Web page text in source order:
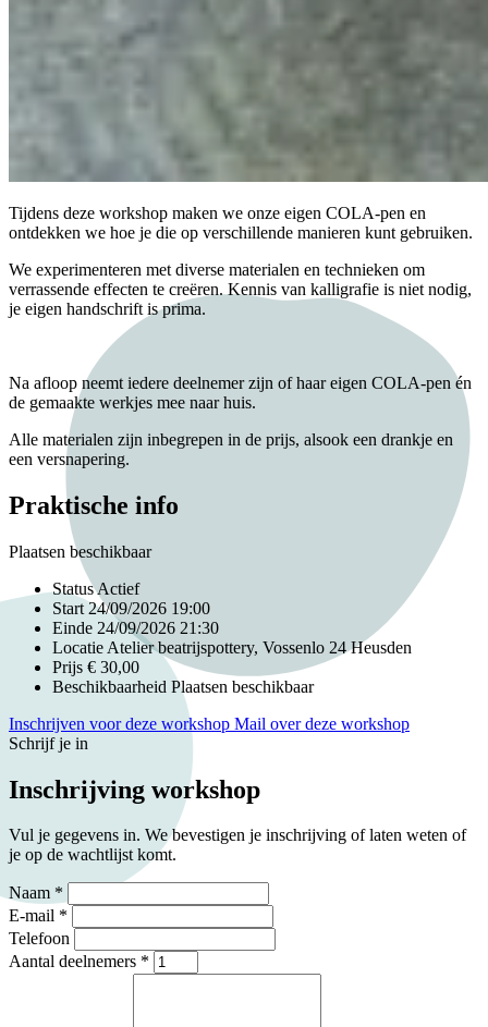
Tijdens deze workshop maken we onze eigen COLA-pen en
ontdekken we hoe je die op verschillende manieren kunt gebruiken.
We experimenteren met diverse materialen en technieken om
verrassende effecten te creëren. Kennis van kalligrafie is niet nodig,
je eigen handschrift is prima.
Na afloop neemt iedere deelnemer zijn of haar eigen COLA-pen én
de gemaakte werkjes mee naar huis.
Alle materialen zijn inbegrepen in de prijs, alsook een drankje en
een versnapering.
Praktische info
Plaatsen beschikbaar
Status Actief
Start 24/09/2026 19:00
Einde 24/09/2026 21:30
Locatie Atelier beatrijspottery, Vossenlo 24 Heusden
Prijs € 30,00
Beschikbaarheid Plaatsen beschikbaar
Inschrijven voor deze workshop Mail over deze workshop
Schrijf je in
Inschrijving workshop
Vul je gegevens in. We bevestigen je inschrijving of laten weten of
je op de wachtlijst komt.
Naam *
E-mail *
Telefoon
Aantal deelnemers *